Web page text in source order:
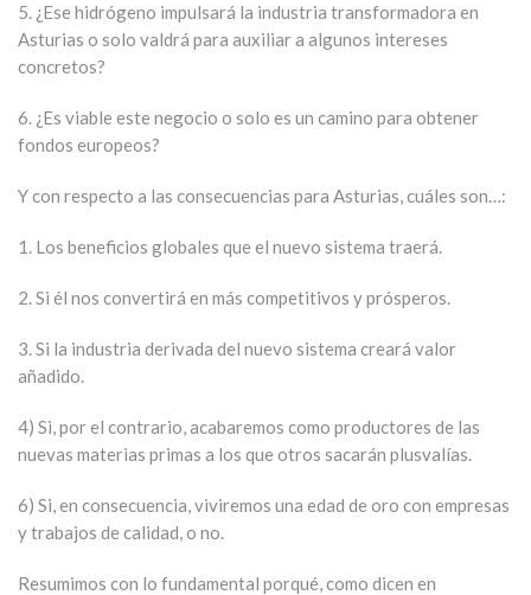
5. ¿Ese hidrógeno impulsará la industria transformadora en
Asturias o solo valdrá para auxiliar a algunos intereses
concretos?
6. ¿Es viable este negocio o solo es un camino para obtener
fondos europeos?
Y con respecto a las consecuencias para Asturias, cuáles son…:
1. Los beneficios globales que el nuevo sistema traerá.
2. Si él nos convertirá en más competitivos y prósperos.
3. Si la industria derivada del nuevo sistema creará valor
añadido.
4) Si, por el contrario, acabaremos como productores de las
nuevas materias primas a los que otros sacarán plusvalías.
6) Si, en consecuencia, viviremos una edad de oro con empresas
y trabajos de calidad, o no.
Resumimos con lo fundamental porqué, como dicen en